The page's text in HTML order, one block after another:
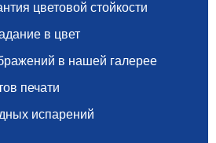
цветовой стойкости
в цвет
в нашей галерее
печати
испарений